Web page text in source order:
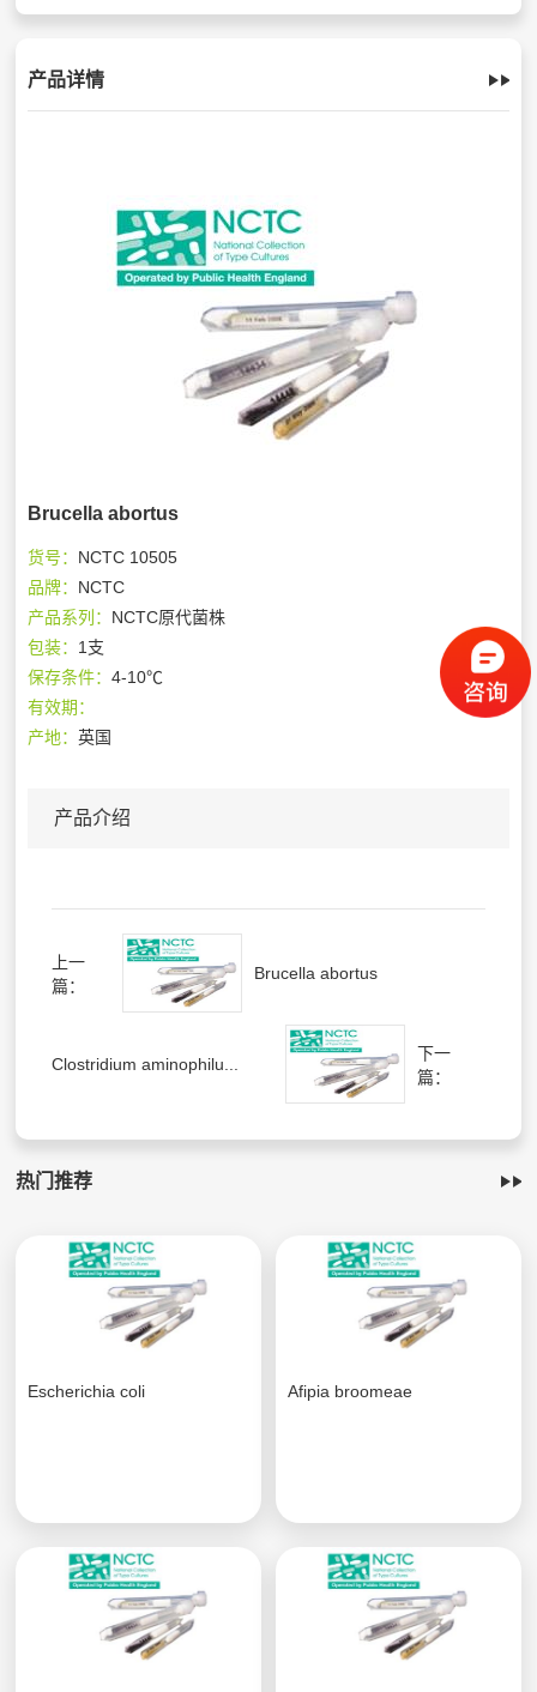
产品详情
Brucella abortus
货号： NCTC 10505
品牌： NCTC
产品系列： NCTC原代菌株
包装： 1支
保存条件：4-10℃
有效期：
产地：英国
产品介绍
上一
篇：
Brucella abortus
Clostridium aminophilu...
下一
篇：
热门推荐
Escherichia coli Afipia broomeae